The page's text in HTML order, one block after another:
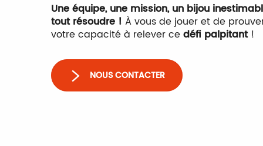
Une équipe, une mission, un bijou
tout résoudre ! À vous de jouer et de
votre capacité à relever cedéfi palpitant!
NOUS CONTACTER